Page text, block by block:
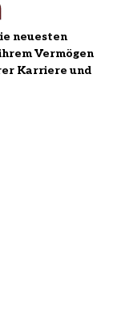
neuesten
Vermögen
Karriere und